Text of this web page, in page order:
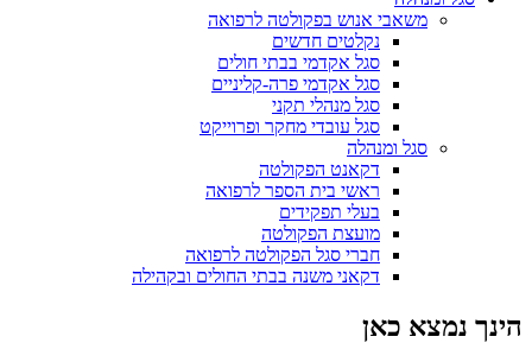
משאבי אנוש בפקולטה לרפואה
נקלטים חדשים
סגל אקדמי בבתי חולים
סגל אקדמי פרה-קליניים
סגל מנהלי תקני
סגל עובדי מחקר ופרוייקט
סגל ומנהלה
דקאנט הפקולטה
ראשי בית הספר לרפואה
בעלי תפקידים
מועצת הפקולטה
חברי סגל הפקולטה לרפואה
דקאני משנה בבתי החולים ובקהילה
הינך נמצא כאן